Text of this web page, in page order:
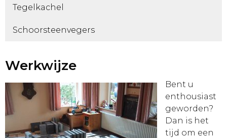
Tegelkachel
Schoorsteenvegers
Werkwijze
Bent u
enthousiast
geworden?
Dan is het
tijd om een